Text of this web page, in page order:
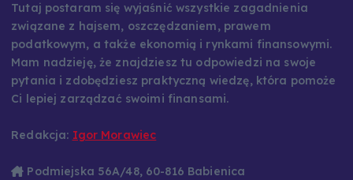
Tutaj postaram się wyjaśnić wszystkie zagadnienia
związane z hajsem, oszczędzaniem, prawem
podatkowym, a także ekonomią i rynkami finansowymi.
Mam nadzieję, że znajdziesz tu odpowiedzi na swoje
pytania i zdobędziesz praktyczną wiedzę, która pomoże
Ci lepiej zarządzać swoimi finansami.
Redakcja: Igor Morawiec
Podmiejska 56A/48, 60-816 Babienica